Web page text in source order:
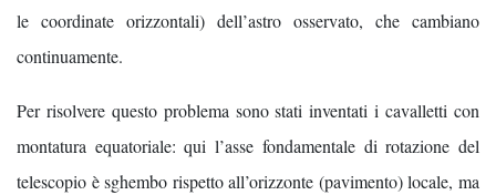
le coordinate orizzontali) dell’astro osservato, che cambiano
continuamente.
Per risolvere questo problema sono stati inventati i cavalletti con
montatura equatoriale: qui l’asse fondamentale di rotazione del
telescopio è sghembo rispetto all’orizzonte (pavimento) locale, ma